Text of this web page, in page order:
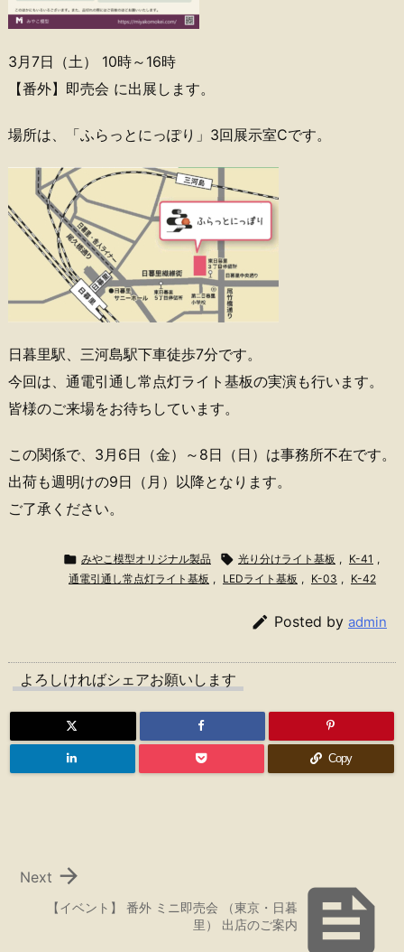
3月7日（土） 10時～16時
【番外】即売会 に出展します。
場所は、「ふらっとにっぽり」3回展示室Cです。
日暮里駅、三河島駅下車徒歩7分です。
今回は、通電引通し常点灯ライト基板の実演も行います。
皆様のご来場をお待ちしています。
この関係で、3月6日（金）～8日（日）は事務所不在です。
出荷も週明けの9日（月）以降となります。
ご了承ください。
 みやこ模型オリジナル製品  光り分けライト基板 , K-41 ,
通電引通し常点灯ライト基板 , LEDライト基板 , K-03 , K-42
 Posted by admin
よろしければシェアお願いします
Copy

【イベント】 番外 ミニ即売会 （東京・日暮
里） 出店のご案内

Next